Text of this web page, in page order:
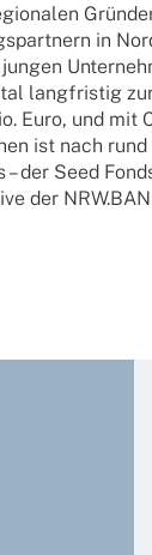
in
lang­fris­tig
Euro, und mit
ist nach
der Seed
der